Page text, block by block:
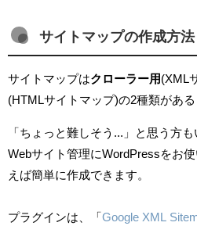
サイトマップの作成方法
サイトマップはクローラー用 (XML
(HTMLサイトマップ)の2種類がある
「ちょっと難しそう...」と思う方
Webサイト管理にWordPressをお
えば簡単に作成できます。
プラグインは、「Google XML